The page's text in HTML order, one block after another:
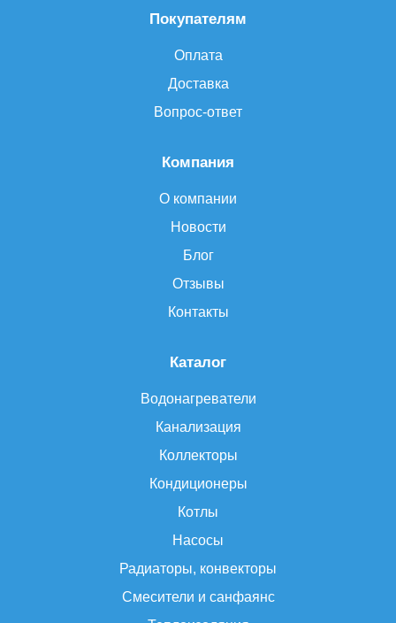
Каталог
Водонагреватели
Канализация
Коллекторы
Кондиционеры
Котлы
Насосы
Радиаторы, конвекторы
Смесители и санфаянс
Компания
О компании
Новости
Блог
Отзывы
Контакты
Покупателям
Оплата
Доставка
Вопрос-ответ